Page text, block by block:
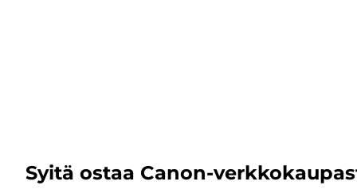
Syitä ostaa Canon-